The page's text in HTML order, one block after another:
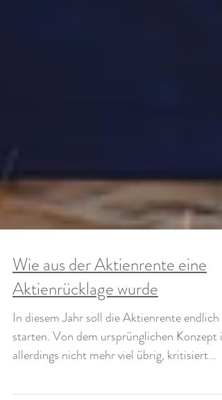
Wie aus der Aktienrente eine
Aktienrücklage wurde
In diesem Jahr soll die Aktienrente endlich
allerdings nicht mehr viel übrig, kritisiert...